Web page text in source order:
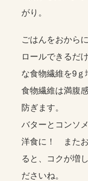
がり。
ごはんをおから
ロールできるだ
な食物繊維を9
食物繊維は満腹
防ぎます。
バターとコンソ
洋食に！ またお
ると、コクが増
ださいね。